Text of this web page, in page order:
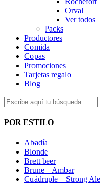
Orval
Ver todos
Packs
Productores
Comida
Copas
Promociones
Tarjetas regalo
Blog
POR ESTILO
Abadía
Blonde
Brett beer
Brune – Ambar
Cuádruple – Strong Ale